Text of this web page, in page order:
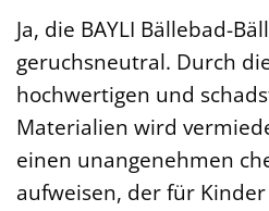
Ja, die BAYLI Bällebad-
geruchsneutral. Durch
hochwertigen und
Materialien wird
einen unangenehmen
aufweisen, der für